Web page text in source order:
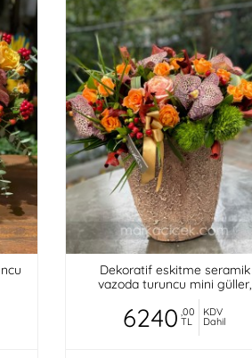
Dekoratif eskitme seramik
vazoda turuncu mini güller,
orkideler,
6240 ,00
TL
KDV
Dahil